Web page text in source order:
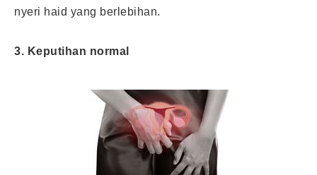
nyeri haid yang berlebihan.
3. Keputihan normal